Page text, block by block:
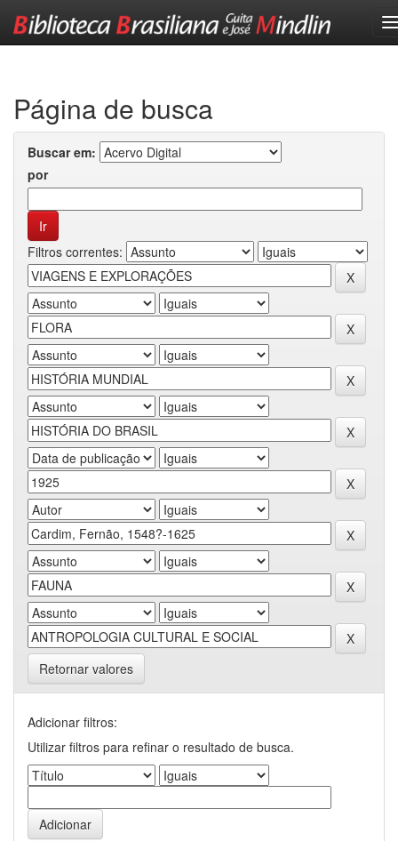
Página de busca
Buscar em:
por
Filtros correntes:
Retornar valores
Adicionar filtros:
Utilizar filtros para refinar o resultado de busca.